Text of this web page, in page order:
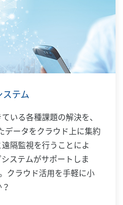
テム
いる各種課題の解決を、
データをクラウド上に集約
隔監視を行うことによ
ステムがサポートしま
クラウド活用を手軽に小